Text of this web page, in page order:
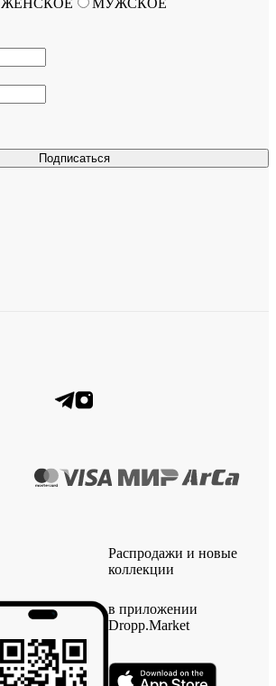
Подписаться
ЖЕНСКОЕ МУЖСКОЕ
Распродажи и новые
коллекции
в приложении
Dropp.Market